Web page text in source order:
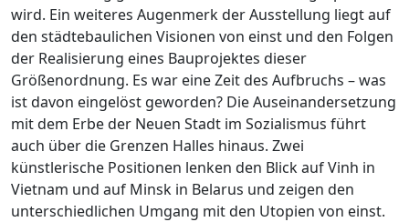
wird. Ein weiteres Augenmerk der Ausstellung liegt auf
den städtebaulichen Visionen von einst und den Folgen
der Realisierung eines Bauprojektes dieser
Größenordnung. Es war eine Zeit des Aufbruchs – was
ist davon eingelöst geworden? Die Auseinandersetzung
mit dem Erbe der Neuen Stadt im Sozialismus führt
auch über die Grenzen Halles hinaus. Zwei
künstlerische Positionen lenken den Blick auf Vinh in
Vietnam und auf Minsk in Belarus und zeigen den
unterschiedlichen Umgang mit den Utopien von einst.